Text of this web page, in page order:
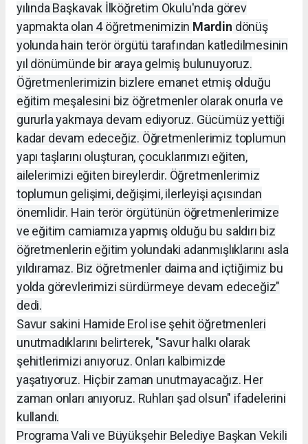
yılında Başkavak İlköğretim Okulu'nda görev
yapmakta olan 4 öğretmenimizin Mardin dönüş
yolunda hain terör örgütü tarafından katledilmesinin
yıl dönümünde bir araya gelmiş bulunuyoruz.
Öğretmenlerimizin bizlere emanet etmiş olduğu
eğitim meşalesini biz öğretmenler olarak onurla ve
gururla yakmaya devam ediyoruz. Gücümüz yettiği
kadar devam edeceğiz. Öğretmenlerimiz toplumun
yapı taşlarını oluşturan, çocuklarımızı eğiten,
ailelerimizi eğiten bireylerdir. Öğretmenlerimiz
toplumun gelişimi, değişimi, ilerleyişi açısından
önemlidir. Hain terör örgütünün öğretmenlerimize
ve eğitim camiamıza yapmış olduğu bu saldırı biz
öğretmenlerin eğitim yolundaki adanmışlıklarını asla
yıldıramaz. Biz öğretmenler daima and içtiğimiz bu
yolda görevlerimizi sürdürmeye devam edeceğiz"
dedi.
Savur sakini Hamide Erol ise şehit öğretmenleri
unutmadıklarını belirterek, "Savur halkı olarak
şehitlerimizi anıyoruz. Onları kalbimizde
yaşatıyoruz. Hiçbir zaman unutmayacağız. Her
zaman onları anıyoruz. Ruhları şad olsun" ifadelerini
kullandı.
Programa Vali ve Büyükşehir Belediye Başkan Vekili